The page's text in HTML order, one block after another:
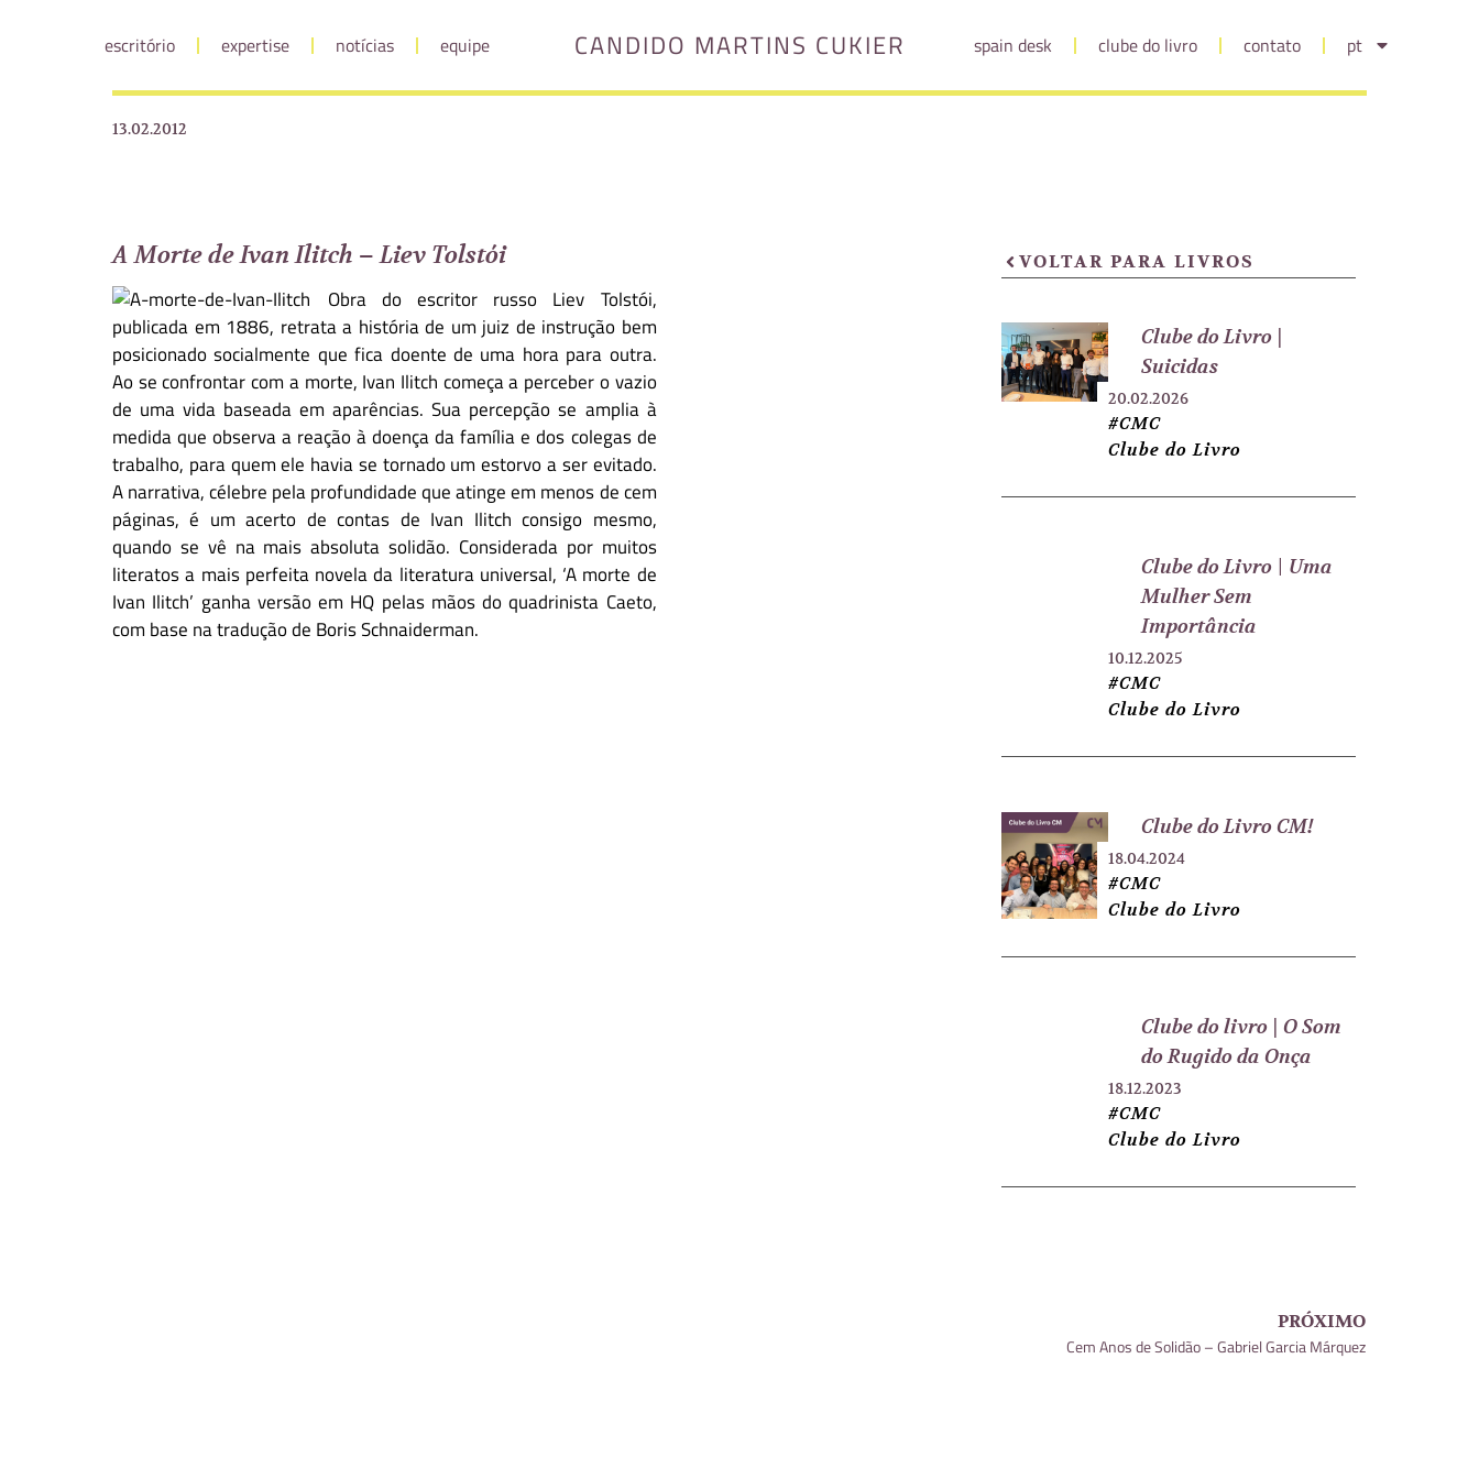
escritório expertise notícias equipe CANDIDO MARTINS CUKIER spain desk clube do livro contato pt
13.02.2012
A Morte de Ivan Ilitch – Liev Tolstói
Obra do escritor russo Liev Tolstói,
publicada em 1886, retrata a história de um juiz de instrução bem
posicionado socialmente que fica doente de uma hora para outra.
Ao se confrontar com a morte, Ivan Ilitch começa a perceber o vazio
de uma vida baseada em aparências. Sua percepção se amplia à
medida que observa a reação à doença da família e dos colegas de
trabalho, para quem ele havia se tornado um estorvo a ser evitado.
A narrativa, célebre pela profundidade que atinge em menos de cem
páginas, é um acerto de contas de Ivan Ilitch consigo mesmo,
quando se vê na mais absoluta solidão. Considerada por muitos
literatos a mais perfeita novela da literatura universal, ‘A morte de
Ivan Ilitch’ ganha versão em HQ pelas mãos do quadrinista Caeto,
com base na tradução de Boris Schnaiderman.
VOLTAR PARA LIVROS
Clube do Livro |
Suicidas
20.02.2026
#CMC
Clube do Livro
Clube do Livro \ Uma
Mulher Sem
Importância
10.12.2025
#CMC
Clube do Livro
Clube do Livro CM!
18.04.2024
#CMC
Clube do Livro
Clube do livro | O Som
do Rugido da Onça
18.12.2023
#CMC
Clube do Livro
PRÓXIMO
Cem Anos de Solidão – Gabriel Garcia Márquez